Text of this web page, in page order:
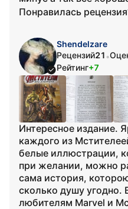
Понравилась
Shendelzare
Рецензий21 •
Рейтинг+7
Интересное издание.
каждого из
белые иллюстрации,
при желании, можно
сама история,
сколько душу угодно.
любителям Marvel и